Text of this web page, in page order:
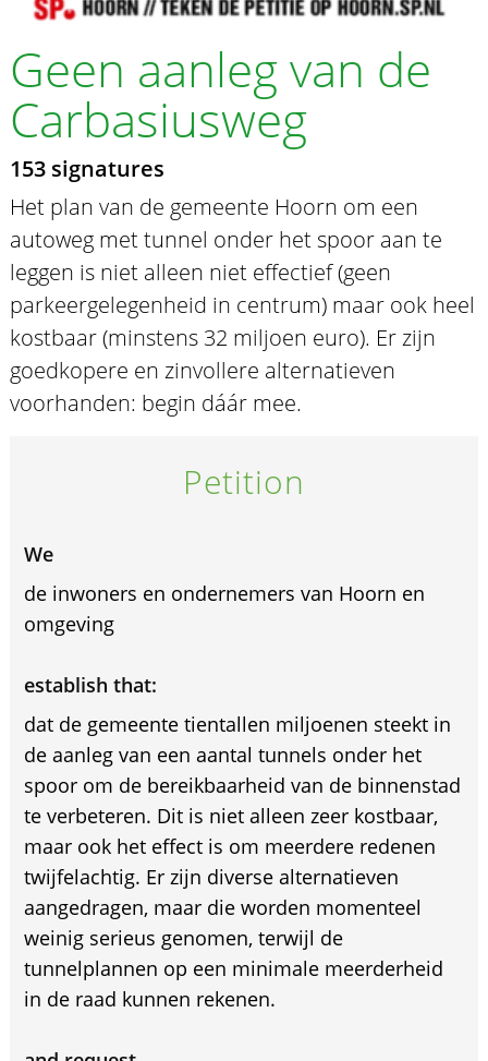
Geen aanleg van de
Carbasiusweg
153 signatures
Het plan van de gemeente Hoorn om een
autoweg met tunnel onder het spoor aan te
leggen is niet alleen niet effectief (geen
parkeergelegenheid in centrum) maar ook heel
kostbaar (minstens 32 miljoen euro). Er zijn
goedkopere en zinvollere alternatieven
voorhanden: begin dáár mee.
Petition
We
de inwoners en ondernemers van Hoorn en
omgeving
establish that:
dat de gemeente tientallen miljoenen steekt in
de aanleg van een aantal tunnels onder het
spoor om de bereikbaarheid van de binnenstad
te verbeteren. Dit is niet alleen zeer kostbaar,
maar ook het effect is om meerdere redenen
twijfelachtig. Er zijn diverse alternatieven
aangedragen, maar die worden momenteel
weinig serieus genomen, terwijl de
tunnelplannen op een minimale meerderheid
in de raad kunnen rekenen.